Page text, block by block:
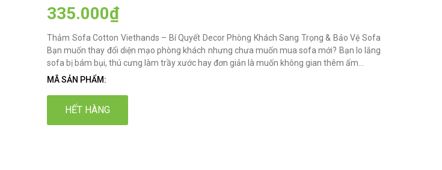
335.000₫
Thảm Sofa Cotton Viethands – Bí Quyết Decor Phòng Khách Sang Trọng & Bảo Vệ Sofa
Bạn muốn thay đổi diện mạo phòng khách nhưng chưa muốn mua sofa mới? Bạn lo lắng
sofa bị bám bụi, thú cưng làm trầy xước hay đơn giản là muốn không gian thêm ấm...
MÃ SẢN PHẨM:
HẾT HÀNG